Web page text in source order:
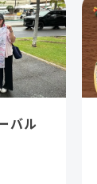
バル